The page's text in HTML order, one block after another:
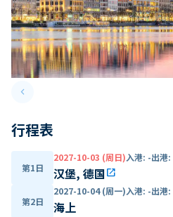
keyboard_arrow_leftPrevious slide
行程表
第1日
2027-10-03 (周日)入港: -出港:
汉堡, 德国open_in_new
第2日
2027-10-04 (周一)入港: -出港:
海上